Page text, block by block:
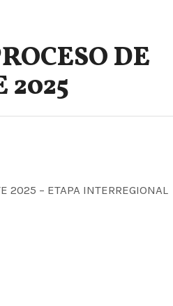
DE
2025
2025 – ETAPA INTERREGIONAL